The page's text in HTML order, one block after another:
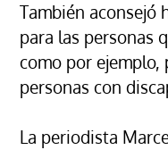
También aconsejó
para las personas
como por ejemplo,
personas con
La periodista